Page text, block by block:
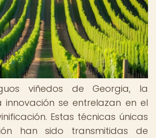
viñedos de Georgia, la
se entrelazan en el
Estas técnicas únicas
han sido transmitidas de